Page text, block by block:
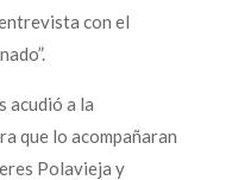
con el
acudió a la
que lo acompañaran
Polavieja y